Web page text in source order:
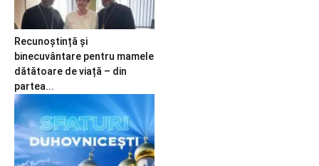
Recunoștință și
binecuvântare pentru mamele
dătătoare de viață – din
partea...